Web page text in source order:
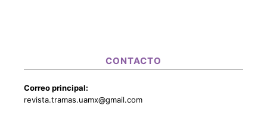
CONTACTO
Correo principal:
revista.tramas.uamx@gmail.com